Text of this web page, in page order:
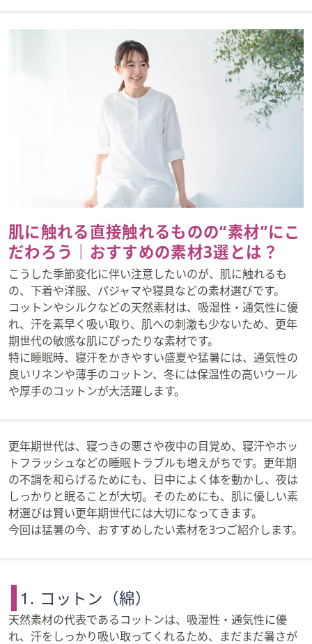
肌に触れる直接触れるものの“素材”にこ
だわろう｜おすすめの素材3選とは？
こうした季節変化に伴い注意したいのが、肌に触れるも
の、下着や洋服、パジャマや寝具などの素材選びです。
コットンやシルクなどの天然素材は、吸湿性・通気性に優
れ、汗を素早く吸い取り、肌への刺激も少ないため、更年
期世代の敏感な肌にぴったりな素材です。
特に睡眠時、寝汗をかきやすい盛夏や猛暑には、通気性の
良いリネンや薄手のコットン、冬には保温性の高いウール
や厚手のコットンが大活躍します。
更年期世代は、寝つきの悪さや夜中の目覚め、寝汗やホッ
トフラッシュなどの睡眠トラブルも増えがちです。更年期
の不調を和らげるためにも、日中によく体を動かし、夜は
しっかりと眠ることが大切。そのためにも、肌に優しい素
材選びは賢い更年期世代には大切になってきます。
今回は猛暑の今、おすすめしたい素材を3つご紹介します。
1. コットン（綿）
天然素材の代表であるコットンは、吸湿性・通気性に優
れ、汗をしっかり吸い取ってくれるため、まだまだ暑さが